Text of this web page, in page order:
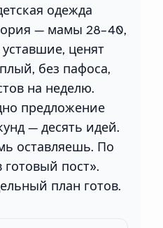
одежда
— мамы 28–40,
ценят
без пафоса,
на неделю.
предложение
— десять идей.
оставляешь. По
пост».
план готов.